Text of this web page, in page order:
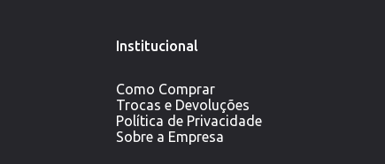
Institucional
Como Comprar
Trocas e Devoluções
Política de Privacidade
Sobre a Empresa